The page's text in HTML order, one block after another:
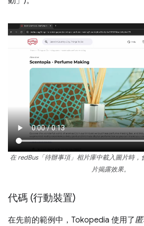
在 redBus「待辦事項」相片庫中載入圖片時
片揭露效果。
代碼 (行動裝置)
在先前的範例中，Tokopedia 使用了